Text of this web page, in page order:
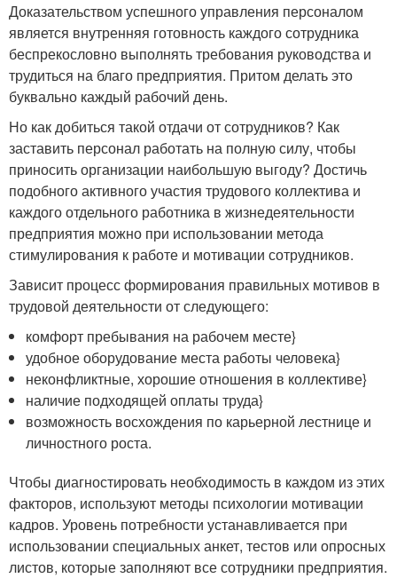
Доказательством успешного управления персоналом
является внутренняя готовность каждого сотрудника
беспрекословно выполнять требования руководства и
трудиться на благо предприятия. Притом делать это
буквально каждый рабочий день.
Но как добиться такой отдачи от сотрудников? Как
заставить персонал работать на полную силу, чтобы
приносить организации наибольшую выгоду? Достичь
подобного активного участия трудового коллектива и
каждого отдельного работника в жизнедеятельности
предприятия можно при использовании метода
стимулирования к работе и мотивации сотрудников.
Зависит процесс формирования правильных мотивов в
трудовой деятельности от следующего:
комфорт пребывания на рабочем месте}
удобное оборудование места работы человека}
неконфликтные, хорошие отношения в коллективе}
наличие подходящей оплаты труда}
возможность восхождения по карьерной лестнице и
личностного роста.
Чтобы диагностировать необходимость в каждом из этих
факторов, используют методы психологии мотивации
кадров. Уровень потребности устанавливается при
использовании специальных анкет, тестов или опросных
листов, которые заполняют все сотрудники предприятия.